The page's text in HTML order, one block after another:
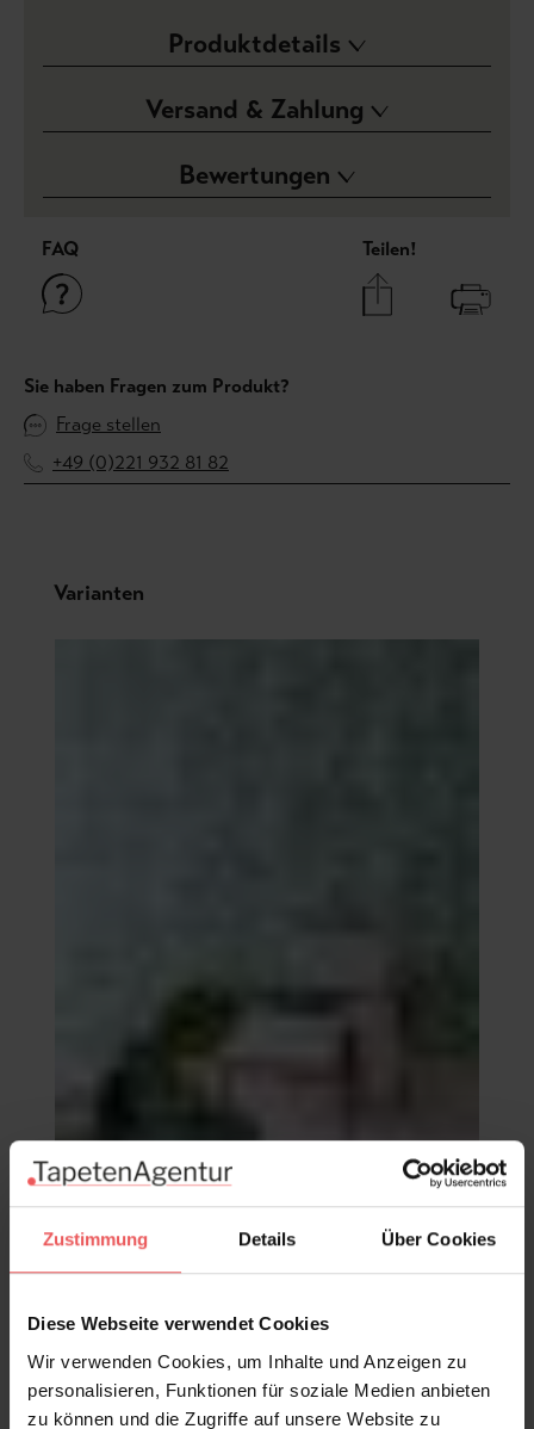
Zustimmung Details Über Cookies
Diese Webseite verwendet Cookies
Wir verwenden Cookies, um Inhalte und Anzeigen zu
personalisieren, Funktionen für soziale Medien anbieten
zu können und die Zugriffe auf unsere Website zu
Produktdetails
Versand & Zahlung
Bewertungen
FAQ Teilen!
Sie haben Fragen zum Produkt?
Frage stellen
+49 (0)221 932 81 82
Produktgalerie überspringen
Varianten
Ratan, col. 9
98,00 €